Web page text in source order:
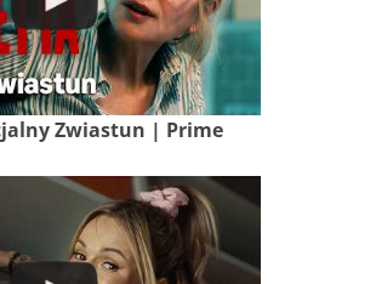
Zwiastun | Prime